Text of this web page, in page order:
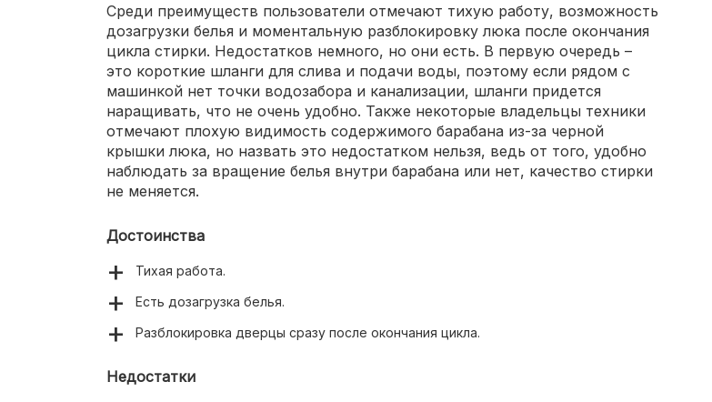
Среди преимуществ пользователи отмечают тихую работу, возможность
дозагрузки белья и моментальную разблокировку люка после окончания
цикла стирки. Недостатков немного, но они есть. В первую очередь –
это короткие шланги для слива и подачи воды, поэтому если рядом с
машинкой нет точки водозабора и канализации, шланги придется
наращивать, что не очень удобно. Также некоторые владельцы техники
отмечают плохую видимость содержимого барабана из-за черной
крышки люка, но назвать это недостатком нельзя, ведь от того, удобно
наблюдать за вращение белья внутри барабана или нет, качество стирки
не меняется.
Достоинства
Тихая работа.
Есть дозагрузка белья.
Разблокировка дверцы сразу после окончания цикла.
Недостатки